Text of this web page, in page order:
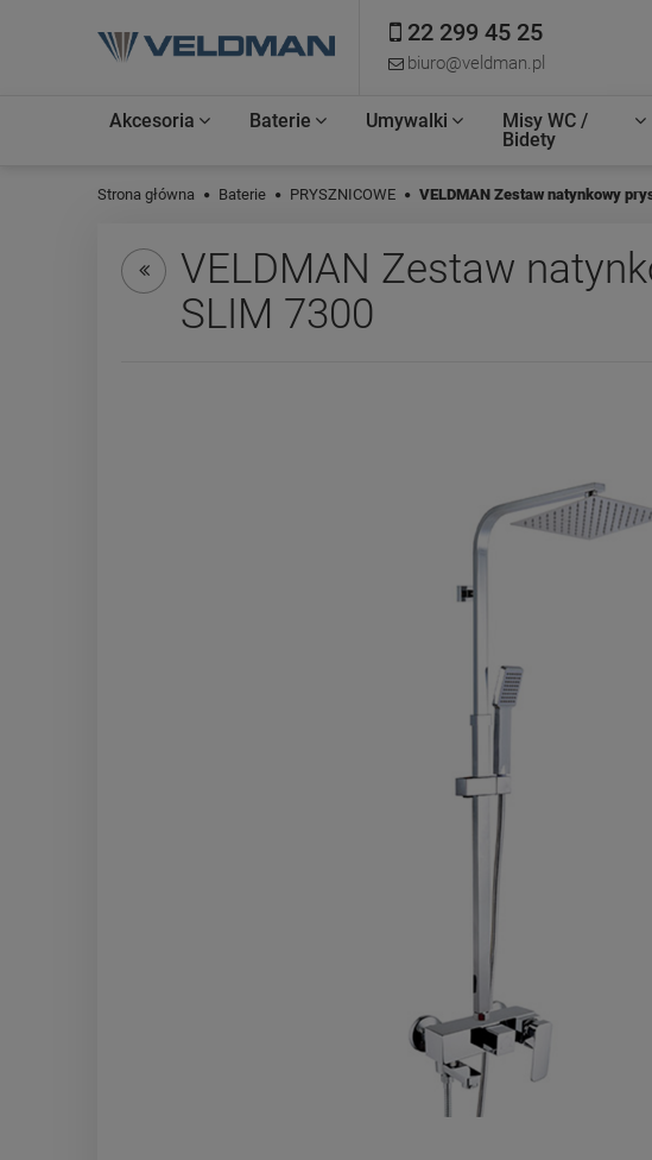
22 299 45 25
biuro@veldman.pl
Akcesoria Baterie Umywalki
Misy WC /
Bidety
Strona główna Baterie PRYSZNICOWE VELDMAN Zestaw natynkowy
VELDMAN Zestaw
SLIM 7300